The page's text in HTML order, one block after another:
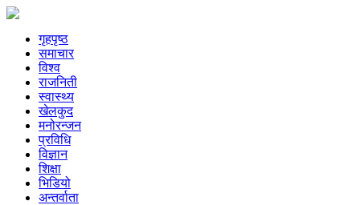
गृहपृष्ठ
समाचार
विश्व
राजनिती
स्वास्थ्य
खेलकुद
मनोरन्जन
प्रविधि
विज्ञान
शिक्षा
भिडियो
अन्तर्वाता